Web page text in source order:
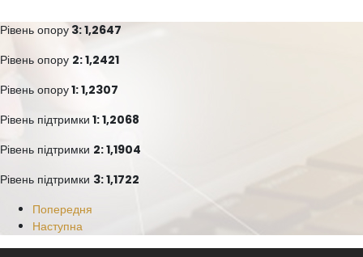
Рівень опору 3: 1,2647
Рівень опору 2: 1,2421
Рівень опору1: 1,2307
Рівень підтримки 1: 1,2068
Рівень підтримки 2: 1,1904
Рівень підтримки 3: 1,1722
Попередня
Наступна